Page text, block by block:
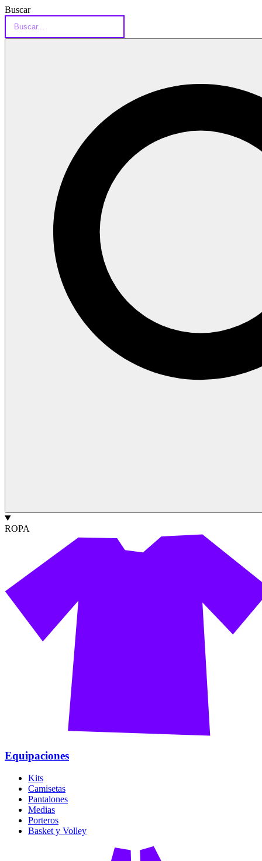
Buscar
ROPA
Equipaciones
Kits
Camisetas
Pantalones
Medias
Porteros
Basket y Volley